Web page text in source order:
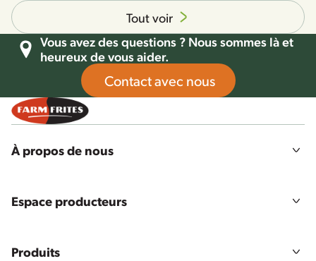
Tout voir
Vous avez des questions ? Nous sommes là et
heureux de vous aider.
Contact avec nous
À propos de nous
Mission, vision et valeurs
Développement durable
Offres d'emploi
Espace producteurs
Connexion producteurs
Produits